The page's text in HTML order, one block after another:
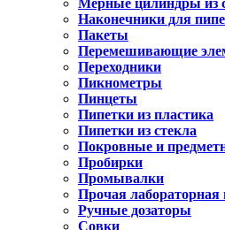
Мерные цилиндры из
Наконечники для
Пакеты
Перемешивающие
Переходники
Пикнометры
Пинцеты
Пипетки из пластика
Пипетки из стекла
Покровные и
Пробирки
Промывалки
Прочая лабораторная
Ручные дозаторы
Совки